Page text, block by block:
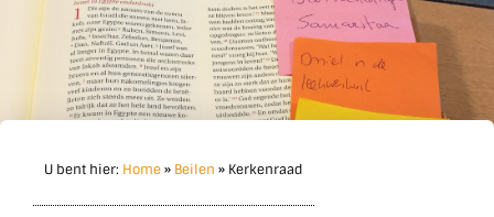
U bent hier: Home» Beilen » Kerkenraad